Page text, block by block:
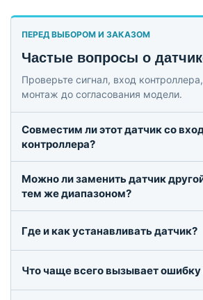
ПЕРЕД ВЫБОРОМ И ЗАКАЗОМ
Частые вопросы о
Проверьте сигнал, вход
монтаж до согласования модели.
Совместим ли этот датчик со
контроллера?
Можно ли заменить датчик
тем же диапазоном?
Где и как устанавливать датчик?
Что чаще всего вызывает